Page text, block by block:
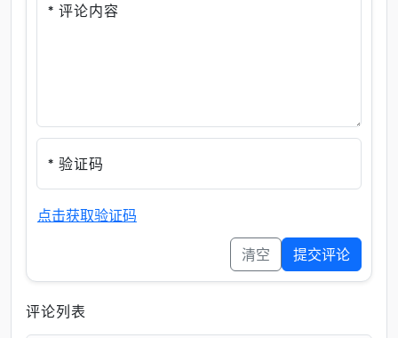
* 评论内容
* 验证码
点击获取验证码
清空 提交评论
评论列表